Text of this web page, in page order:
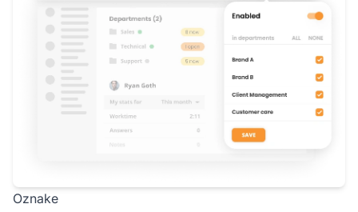
Oznake